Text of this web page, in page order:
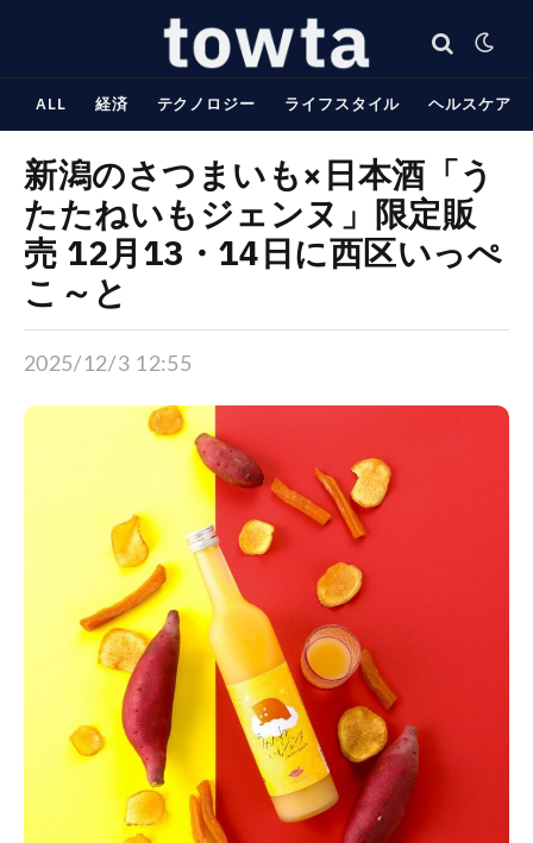
ALL 経済 テクノロジー ライフスタイル ヘルスケア
新潟のさつまいも×日本酒「う
たたねいもジェンヌ」限定販
売 12月13・14日に西区いっぺ
こ～と
2025/12/3 12:55